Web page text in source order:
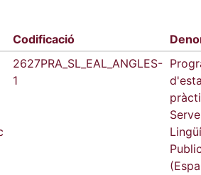
Codificació
2627PRA_SL_EAL_ANGLES-
1